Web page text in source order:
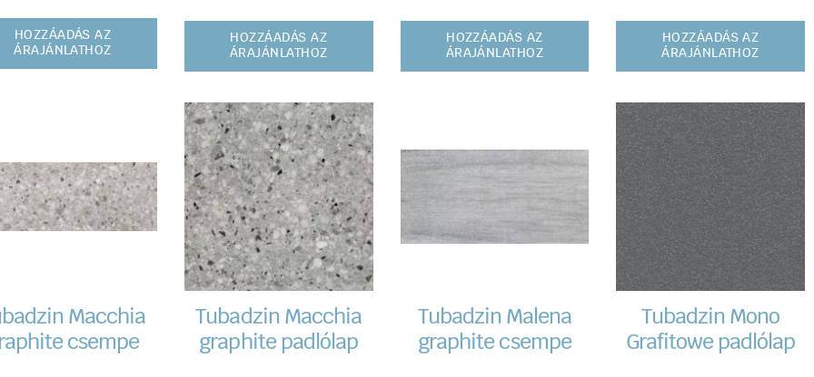
HOZZÁADÁS AZ
ÁRAJÁNLATHOZ
HOZZÁADÁS AZ
ÁRAJÁNLATHOZ
HOZZÁADÁS AZ
ÁRAJÁNLATHOZ
HOZZÁADÁS AZ
ÁRAJÁNLATHOZ
Macchia
csempe
Tubadzin Macchia
graphite padlólap
Tubadzin Malena
graphite csempe
Tubadzin Mono
Grafitowe padlólap